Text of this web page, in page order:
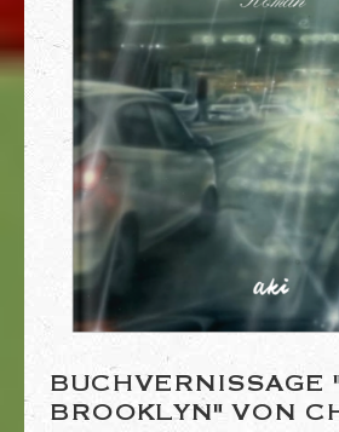
BUCHVERNISSAGE
BROOKLYN" VON